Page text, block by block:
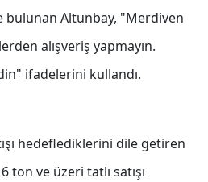
bulunan Altunbay, "Merdiven
alışveriş yapmayın.
ifadelerini kullandı.
hedeflediklerini dile getiren
ton ve üzeri tatlı satışı